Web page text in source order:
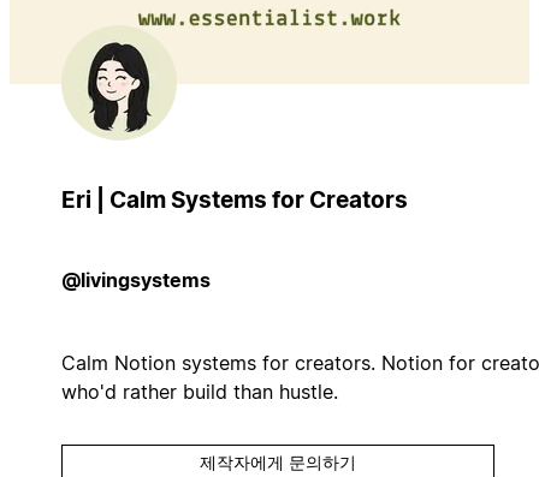
Eri | Calm Systems for Creators
@livingsystems
Calm Notion systems for creators. Notion for
who'd rather build than hustle.
제작자에게 문의하기